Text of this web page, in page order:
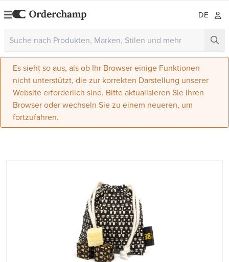
DE
Es sieht so aus, als ob Ihr Browser einige Funktionen
nicht unterstützt, die zur korrekten Darstellung unserer
Website erforderlich sind. Bitte aktualisieren Sie Ihren
Browser oder wechseln Sie zu einem neueren, um
fortzufahren.